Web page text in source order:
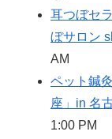
耳つぼセ
ぼサロン
AM
ペット鍼
座」in 名
1:00 PM